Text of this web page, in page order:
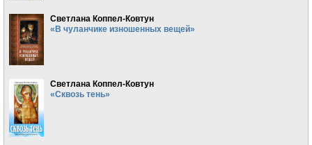
Светлана Коппел-Ковтун
«В чуланчике изношенных вещей»
Светлана Коппел-Ковтун
«Сквозь тень»